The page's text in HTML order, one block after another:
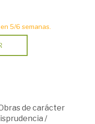
5/6 semanas.
de carácter
/